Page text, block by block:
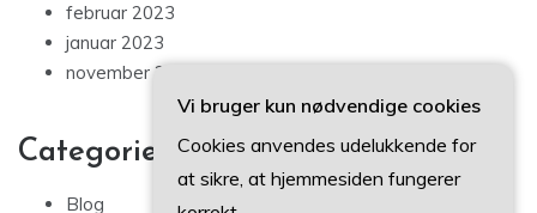
februar 2023
januar 2023
november 2022
Categories
Blog
Vi bruger kun nødvendige cookies
Cookies anvendes udelukkende for
at sikre, at hjemmesiden fungerer